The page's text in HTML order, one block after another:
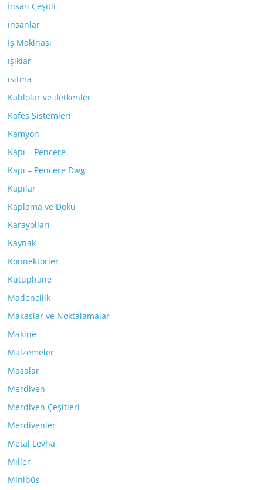
İnsan Çeşitli
insanlar
İş Makinası
ışıklar
ısıtma
Kablolar ve iletkenler
Kafes Sistemleri
Kamyon
Kapı – Pencere
Kapı – Pencere Dwg
Kapılar
Kaplama ve Doku
Karayolları
Kaynak
Konnektörler
Kütüphane
Madencilik
Makaslar ve Noktalamalar
Makine
Malzemeler
Masalar
Merdiven
Merdiven Çeşitleri
Merdivenler
Metal Levha
Miller
Minibüs